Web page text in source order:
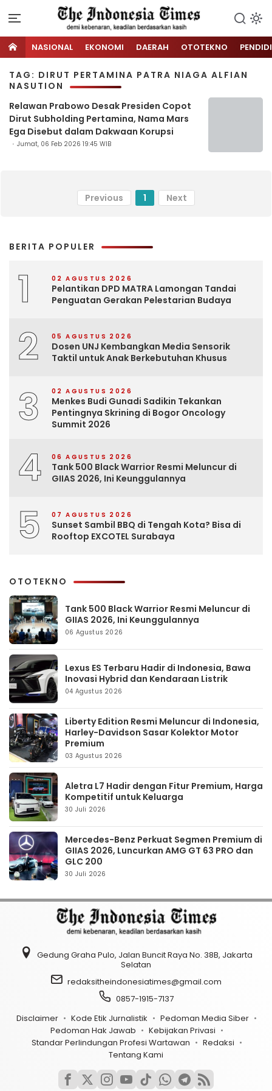
NASIONAL EKONOMI DAERAH OTOTEKNO
TAG: DIRUT PERTAMINA PATRA NIAGA ALFIAN
NASUTION
Relawan Prabowo Desak Presiden Copot
Dirut Subholding Pertamina, Nama Mars
Ega Disebut dalam Dakwaan Korupsi
Jumat, 06 Feb 2026 19:45 WIB
Previous 1 Next
BERITA POPULER
1 02 AGUSTUS 2026
Pelantikan DPD MATRA Lamongan Tandai
Penguatan Gerakan Pelestarian Budaya
2 05 AGUSTUS 2026
Dosen UNJ Kembangkan Media Sensorik
Taktil untuk Anak Berkebutuhan Khusus
3 02 AGUSTUS 2026
Menkes Budi Gunadi Sadikin Tekankan
Pentingnya Skrining di Bogor Oncology
Summit 2026
4 06 AGUSTUS 2026
Tank 500 Black Warrior Resmi Meluncur di
GIIAS 2026, Ini Keunggulannya
5 07 AGUSTUS 2026
Sunset Sambil BBQ di Tengah Kota? Bisa di
Rooftop EXCOTEL Surabaya
OTOTEKNO
Tank 500 Black Warrior Resmi Meluncur di
GIIAS 2026, Ini Keunggulannya
06 Agustus 2026
Lexus ES Terbaru Hadir di Indonesia, Bawa
Inovasi Hybrid dan Kendaraan Listrik
04 Agustus 2026
Liberty Edition Resmi Meluncur di Indonesia,
Harley-Davidson Sasar Kolektor Motor
Premium
03 Agustus 2026
Aletra L7 Hadir dengan Fitur Premium, Harga
Kompetitif untuk Keluarga
30 Juli 2026
Mercedes-Benz Perkuat Segmen Premium di
GIIAS 2026, Luncurkan AMG GT 63 PRO dan
GLC 200
30 Juli 2026
Gedung Graha Pulo, Jalan Buncit Raya No. 38B, Jakarta
Selatan
redaksitheindonesiatimes@gmail.com
0857-1915-7137
Disclaimer
Kode Etik Jurnalistik
Pedoman Media Siber
Pedoman Hak Jawab
Kebijakan Privasi
Standar Perlindungan Profesi Wartawan
Redaksi
Tentang Kami